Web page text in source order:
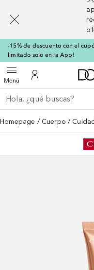
-15% de descuento con el
limitado solo en la App!
MenúAbrir menúMi cuenta
Regresar
Ejecutar búsqueda
Homepage Cuerpo